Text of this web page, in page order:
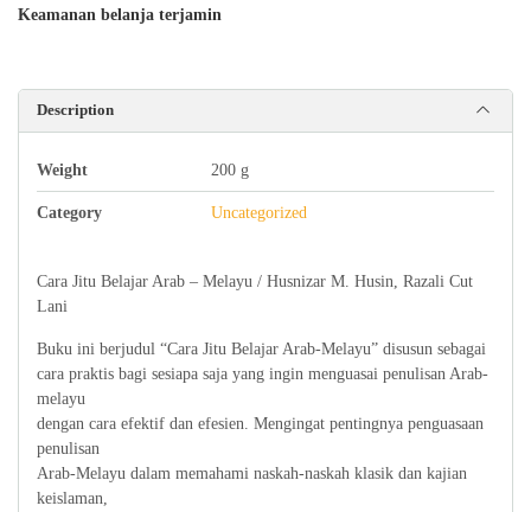
Keamanan belanja terjamin
Description
Weight 200 g
Category Uncategorized
Cara Jitu Belajar Arab – Melayu / Husnizar M. Husin, Razali Cut
Lani
Buku ini berjudul “Cara Jitu Belajar Arab-Melayu” disusun sebagai
cara praktis bagi sesiapa saja yang ingin menguasai penulisan Arab-
melayu
dengan cara efektif dan efesien. Mengingat pentingnya penguasaan
penulisan
Arab-Melayu dalam memahami naskah-naskah klasik dan kajian
keislaman,